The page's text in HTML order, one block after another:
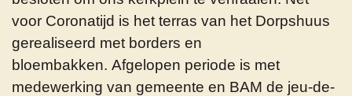
voor Coronatijd is het terras van het Dorpshuus
gerealiseerd met borders en
bloembakken. Afgelopen periode is met
medewerking van gemeente en BAM de jeu-de-